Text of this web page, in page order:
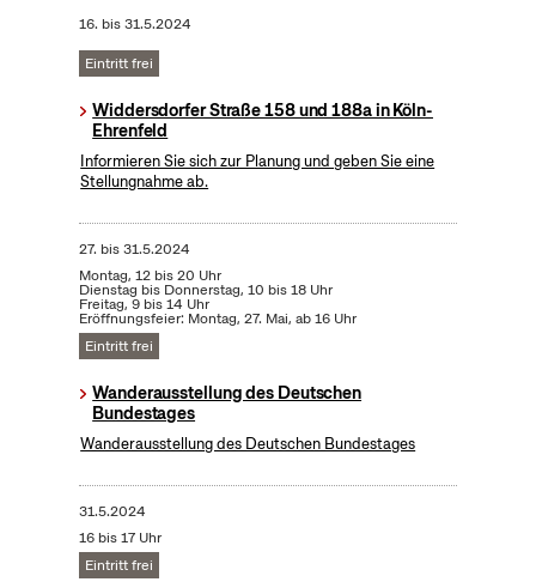
16. bis31.5.2024
Eintritt frei
Widdersdorfer Straße 158 und 188a in Köln-
Ehrenfeld
Informieren Sie sich zur Planung und geben Sie eine
Stellungnahme ab.
27. bis31.5.2024
Montag, 12 bis 20 Uhr
Dienstag bis Donnerstag, 10 bis 18 Uhr
Freitag, 9 bis 14 Uhr
Eröffnungsfeier: Montag, 27. Mai, ab 16 Uhr
Eintritt frei
Wanderausstellung des Deutschen
Bundestages
Wanderausstellung des Deutschen Bundestages
31.5.2024
16 bis 17 Uhr
Eintritt frei